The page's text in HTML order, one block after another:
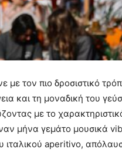
τον πιο δροσιστικό
και τη μοναδική του
με το
μήνα γεμάτο μουσικά
ιταλικού aperitivo,